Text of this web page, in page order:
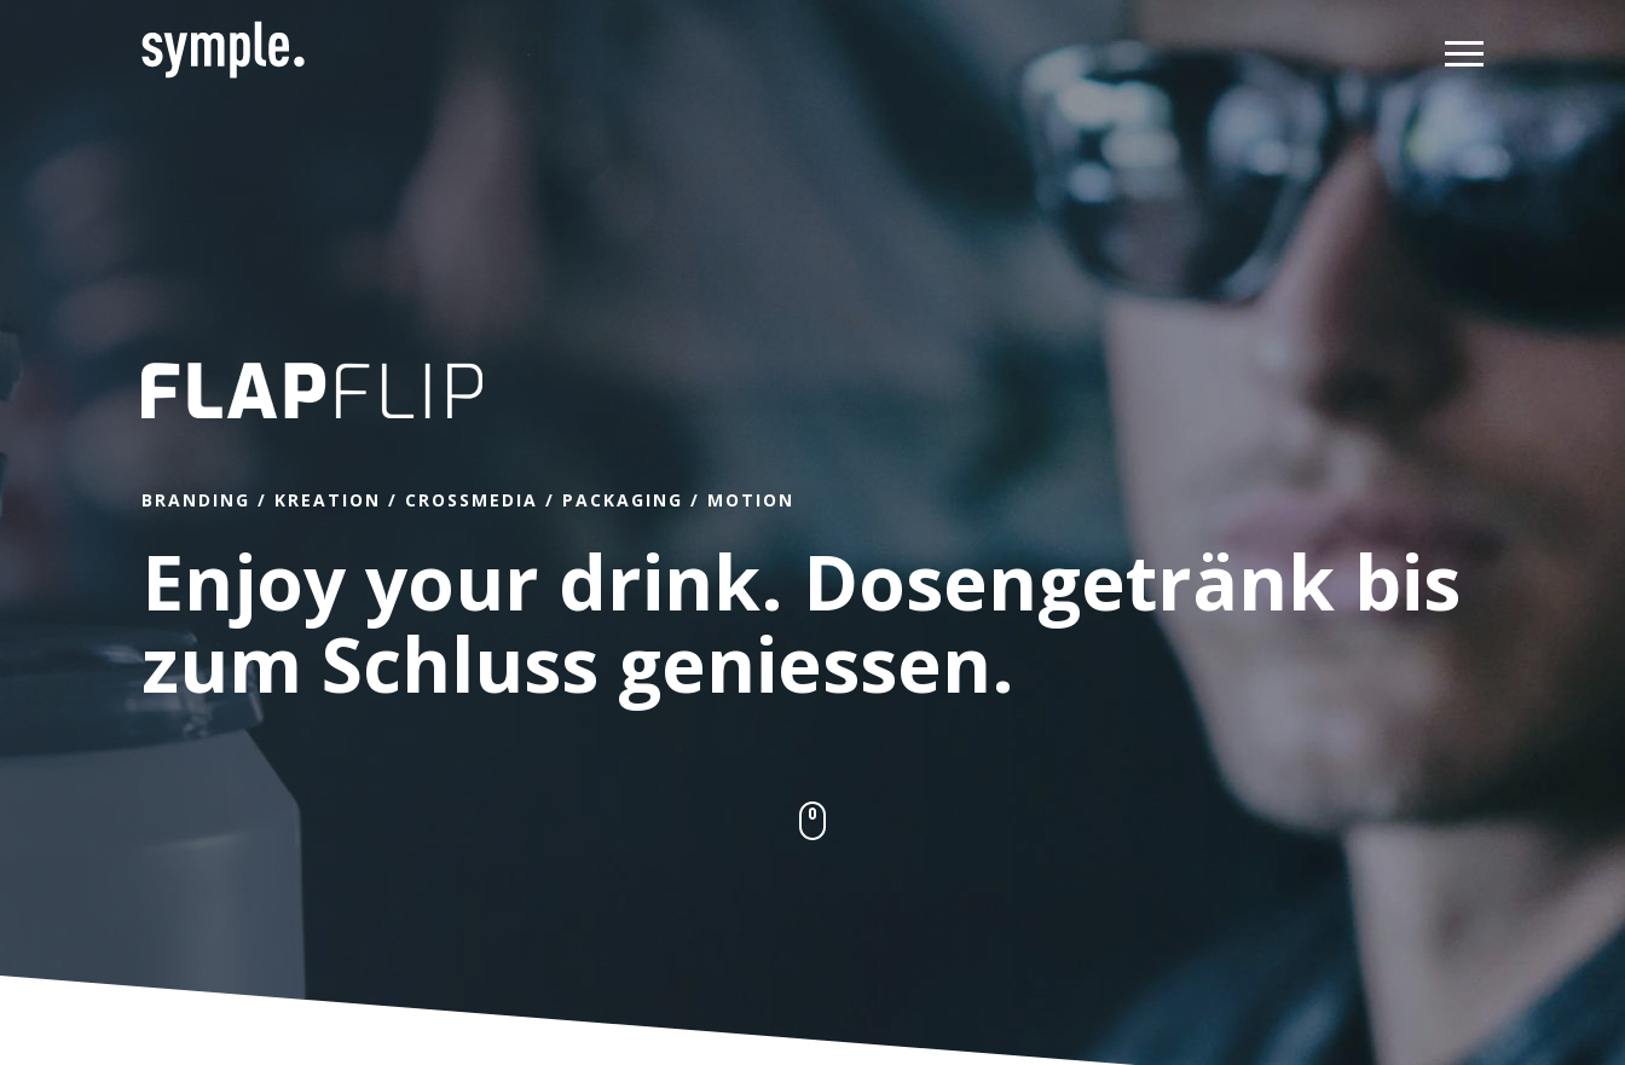
PROJEKTE
AGENTUR
DIGITAL PERFORMANCE
SUPPORT
KONTAKT
BRANDING / KREATION / CROSSMEDIA / PACKAGING / MOTION
Enjoy your drink. Dosengetränk bis
zum Schluss geniessen.